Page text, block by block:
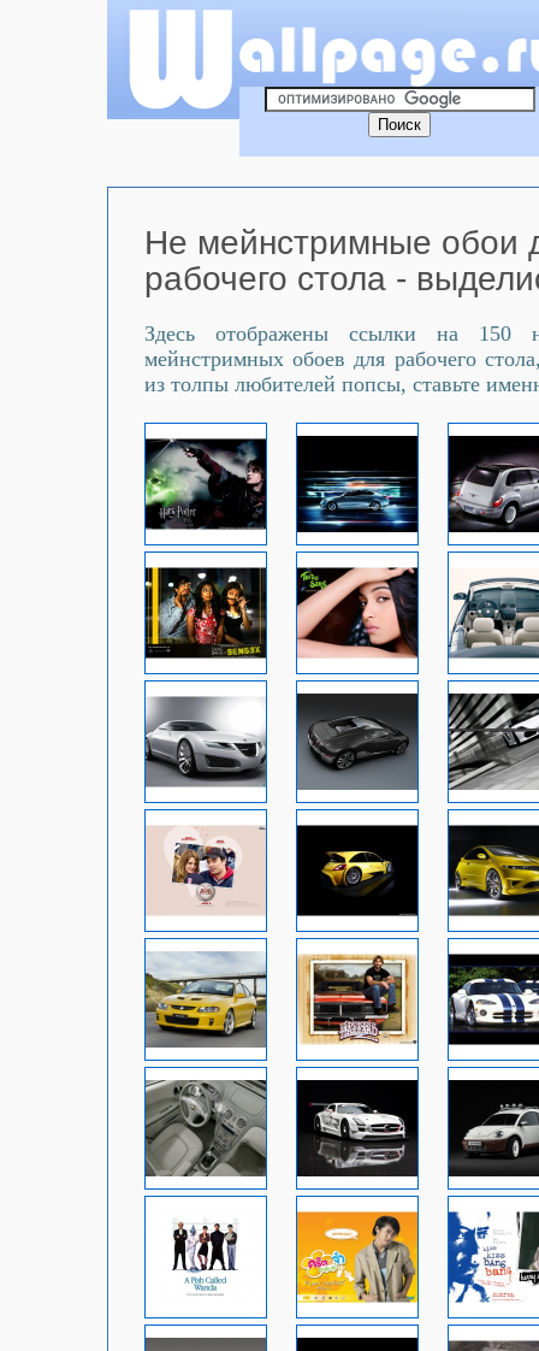
Не мейнстримные обои
рабочего стола -
Здесь отображены ссылки на
мейнстримных обоев для рабочего
из толпы любителей попсы, ставьте